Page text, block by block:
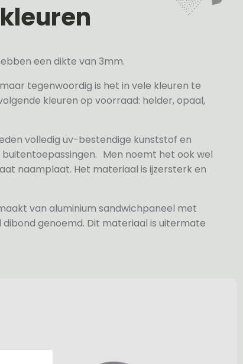
een dikte van 3mm.
tegenwoordig is het in vele kleuren te
kleuren op voorraad: helder, opaal,
volledig uv-bestendige kunststof en
Men noemt het ook wel
naamplaat. Het materiaal is ijzersterk en
van aluminium sandwichpaneel met
genoemd. Dit materiaal is uitermate